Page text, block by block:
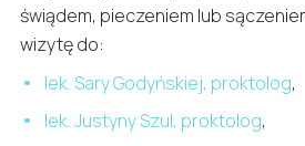
świądem, pieczeniem lub
wizytę do:
lek. Sary Godyńskiej, proktolog,
lek. Justyny Szul, proktolog,